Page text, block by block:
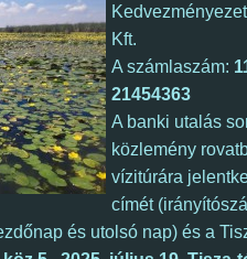
Kft.
A számlaszám:
21454363
A banki utalás
közlemény
vízitúrára
címét
és utolsó nap) és a